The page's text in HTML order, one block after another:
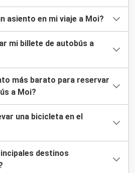
asiento en mi viaje a Moi?
mi billete de autobús a
más barato para reservar
a Moi?
una bicicleta en el
destinos